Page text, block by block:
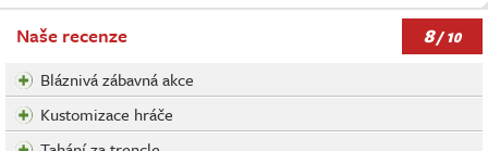
Naše recenze 8/ 10
Bláznivá zábavná akce
Kustomizace hráče